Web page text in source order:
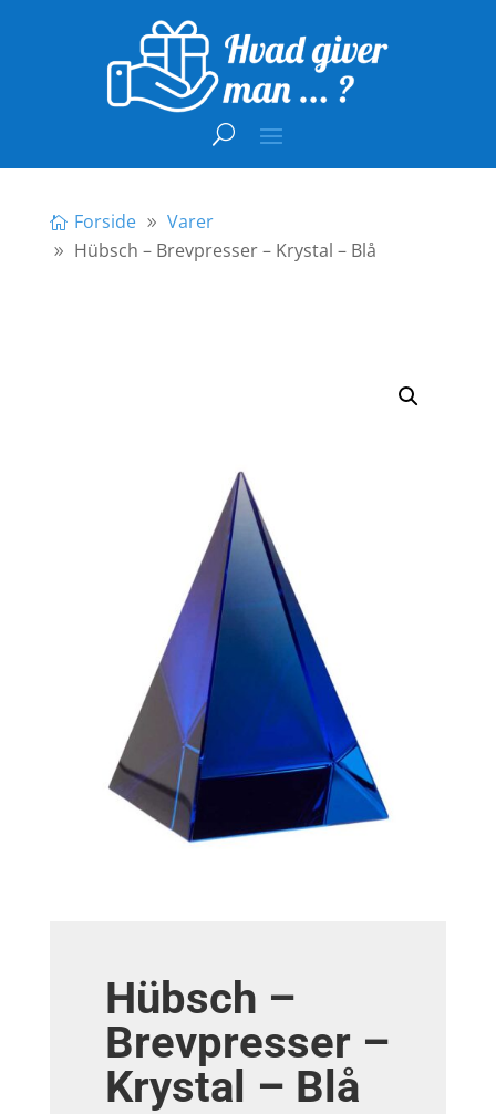
Forside
Varer
Hübsch – Brevpresser – Krystal – Blå
Hübsch –
Brevpresser –
Krystal – Blå